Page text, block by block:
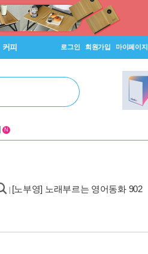
커피 로그인 회원가입 마이페이지
N
[노부영] 노래부르는 영어동화 902